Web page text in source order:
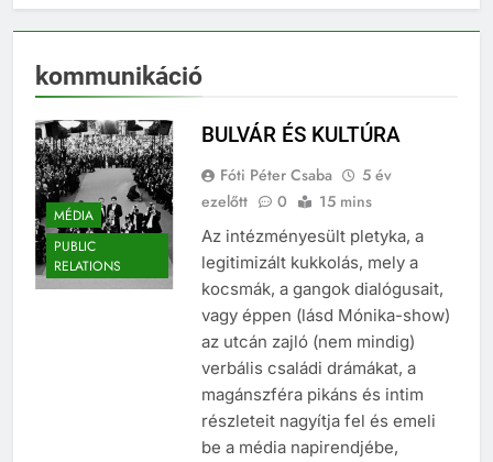
kommunikáció
MÉDIA
PUBLIC
RELATIONS
BULVÁR ÉS KULTÚRA
Fóti Péter Csaba
5 év
ezelőtt
0 15 mins
Az intézményesült pletyka, a
legitimizált kukkolás, mely a
kocsmák, a gangok dialógusait,
vagy éppen (lásd Mónika-show)
az utcán zajló (nem mindig)
verbális családi drámákat, a
magánszféra pikáns és intim
részleteit nagyítja fel és emeli
be a média napirendjébe,